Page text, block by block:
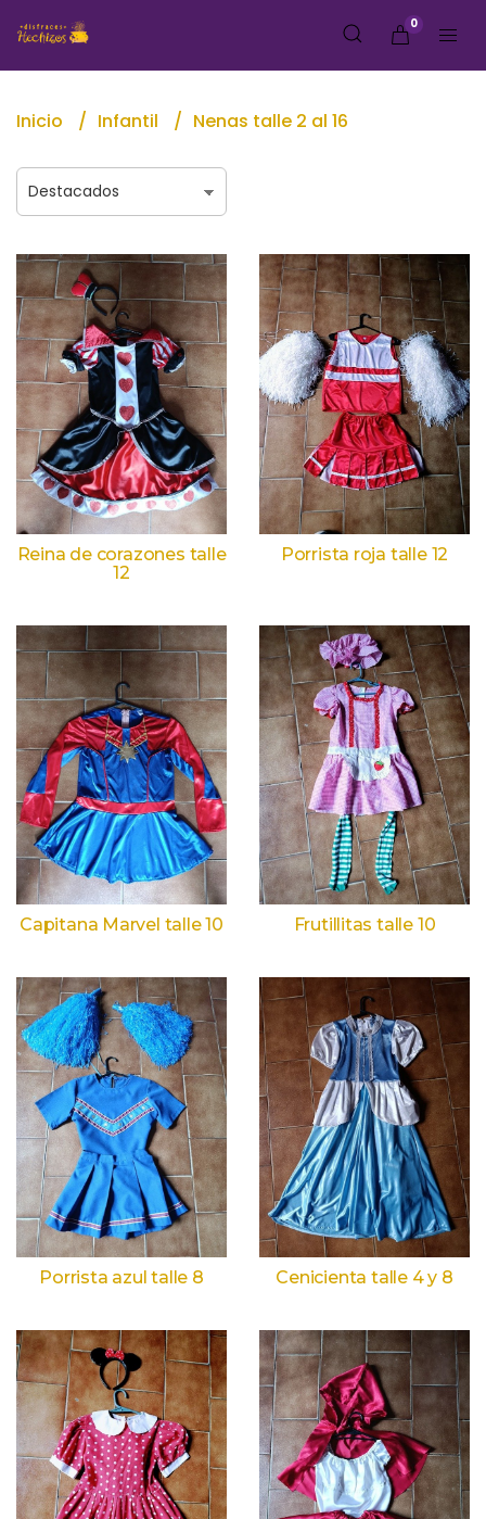
0
Inicio Infantil Nenas talle 2 al 16
Reina de corazones talle
12
Porrista roja talle 12
Capitana Marvel talle 10 Frutillitas talle 10
Porrista azul talle 8 Cenicienta talle 4 y 8